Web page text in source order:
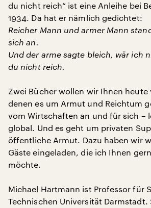
du nicht reich“ ist eine Anleihe bei
1934. Da hat er nämlich gedichtet:
Reicher Mann und armer Mann
sich an.
Und der arme sagte bleich, wär ich
du nicht reich.
Zwei Bücher wollen wir Ihnen heute
denen es um Armut und Reichtum
vom Wirtschaften an und für sich –
global. Und es geht um privaten
öffentliche Armut. Dazu haben wir
Gäste eingeladen, die ich Ihnen
möchte.
Michael Hartmann ist Professor für
Technischen Universität Darmstadt.